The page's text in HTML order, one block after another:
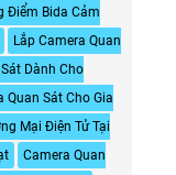
Điểm Bida Cảm
Lắp Camera Quan
Dành Cho
Quan Sát Cho Gia
Mại Điện Tử Tại
Camera Quan